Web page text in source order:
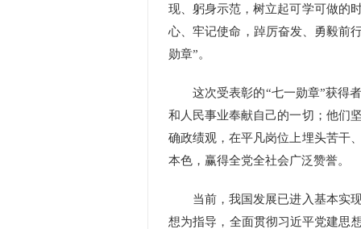
现、躬身示范，树立起可学可做的
心、牢记使命，踔厉奋发、勇毅前
勋章”。
这次受表彰的“七一勋章”获得者
和人民事业奉献自己的一切；他们
确政绩观，在平凡岗位上埋头苦干
本色，赢得全党全社会广泛赞誉。
当前，我国发展已进入基本实现
想为指导，全面贯彻习近平党建思